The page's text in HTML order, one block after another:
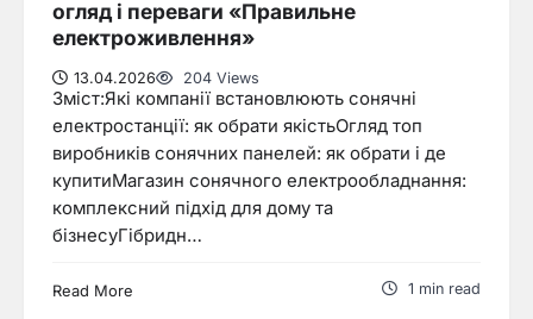
огляд і переваги «Правильне
електроживлення»
13.04.2026 204 Views
Зміст:Які компанії встановлюють сонячні
електростанції: як обрати якістьОгляд топ
виробників сонячних панелей: як обрати і де
купитиМагазин сонячного електрообладнання:
комплексний підхід для дому та
бізнесуГібридн…
Read More 1 min read